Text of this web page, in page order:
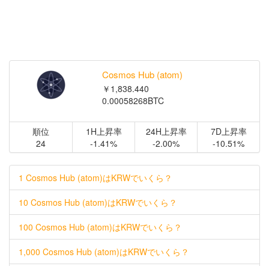
Cosmos Hub (atom)
￥1,838.440
0.00058268BTC
順位
24
1H上昇率
-1.41%
24H上昇率
-2.00%
7D上昇率
-10.51%
1 Cosmos Hub (atom)はKRWでいくら？
10 Cosmos Hub (atom)はKRWでいくら？
100 Cosmos Hub (atom)はKRWでいくら？
1,000 Cosmos Hub (atom)はKRWでいくら？